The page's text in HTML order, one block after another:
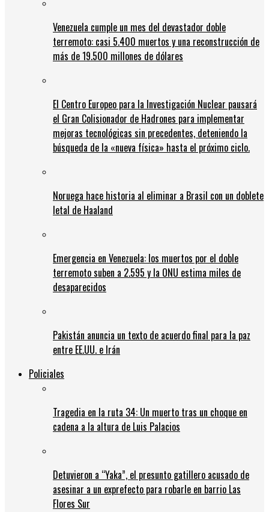
Venezuela cumple un mes del devastador doble
terremoto: casi 5.400 muertos y una reconstrucción de
más de 19.500 millones de dólares
El Centro Europeo para la Investigación Nuclear pausará
el Gran Colisionador de Hadrones para implementar
mejoras tecnológicas sin precedentes, deteniendo la
búsqueda de la «nueva física» hasta el próximo ciclo.
Noruega hace historia al eliminar a Brasil con un doblete
letal de Haaland
Emergencia en Venezuela: los muertos por el doble
terremoto suben a 2.595 y la ONU estima miles de
desaparecidos
Pakistán anuncia un texto de acuerdo final para la paz
entre EE.UU. e Irán
Policiales
Tragedia en la ruta 34: Un muerto tras un choque en
cadena a la altura de Luis Palacios
Detuvieron a “Yaka”, el presunto gatillero acusado de
asesinar a un exprefecto para robarle en barrio Las
Flores Sur